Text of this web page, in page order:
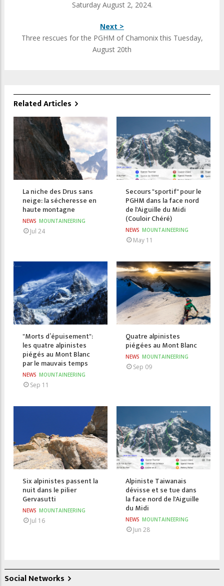
Saturday August 2, 2024.
Next >
Three rescues for the PGHM of Chamonix this Tuesday,
August 20th
Related Articles
La niche des Drus sans
neige: la sécheresse en
haute montagne
NEWS MOUNTAINEERING
Jul 24
Secours "sportif" pour le
PGHM dans la face nord
de l'Aiguille du Midi
(Couloir Chéré)
NEWS MOUNTAINEERING
May 11
"Morts d’épuisement":
les quatre alpinistes
piégés au Mont Blanc
par le mauvais temps
NEWS MOUNTAINEERING
Sep 11
Quatre alpinistes
piégées au Mont Blanc
NEWS MOUNTAINEERING
Sep 09
Six alpinistes passent la
nuit dans le pilier
Gervasutti
NEWS MOUNTAINEERING
Jul 16
Alpiniste Taiwanais
dévisse et se tue dans
la face nord de l'Aiguille
du Midi
NEWS MOUNTAINEERING
Jun 28
Social Networks